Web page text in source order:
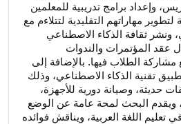
وإعداد برامج تدريبية للمعلمين
مهاراتهم التقليدية لتتلاءم مع
ونشر ثقافة الذكاء الاصطناعي
عقد المؤتمرات والندوات
مشاركة الطلاب فيها. بالإضافة إلى
تقنية الذكاء الاصطناعي، وذلك
حديثة، وصيانة دورية للأجهزة،
ويقدم البحث لمحة عامة عن الوضع
تعليم اللغة العربية، ويناقش فوائده